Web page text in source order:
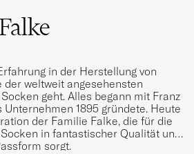
AM AUF CAREOFCARL.SE
Winter- Socken
in der Herstellung von
der weltweit angesehensten
geht. Alles begann mit Franz
Unternehmen 1895 gründete. Heute
der Familie Falke, die für die
in fantastischer Qualität und
sorgt.